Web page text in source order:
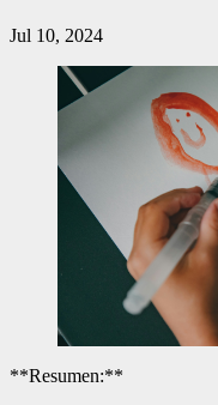
Jul 10, 2024
**Resumen:**